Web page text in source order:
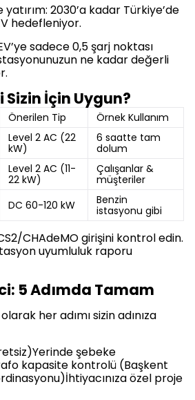
2030’a kadar Türkiye’de
hedefleniyor.
sadece 0,5 şarj noktası
ne kadar değerli
Sizin İçin Uygun?
Önerilen Tip
Örnek Kullanım
Level 2 AC (22
kW)
6 saatte tam
dolum
Level 2 AC (11-
22 kW)
Çalışanlar &
müşteriler
DC 60-120 kW
Benzin
istasyonu gibi
CHAdeMO girişini kontrol edin.
uyumluluk raporu
5 Adımda Tamam
her adımı sizin adınıza
şebeke
kapasite kontrolü (Başkent
özel proje